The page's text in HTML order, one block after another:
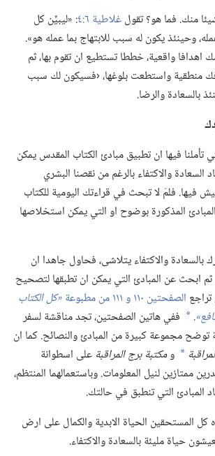
منك.‏ فما هو؟‏ تقولغلاطية ٦:‏٤
‏:‏ «ليبيِّن كل
وحينئذ يكون له سبب للابتهاج بما عمله هو».‏
واقعية،‏ خططا تستطيع ان تقوم بها،‏ ثم
منطقية واستطعت بلوغها،‏ ‹فسيكون لك سبب
بالسعادة والرضا.‏
تأملنا فيها ان تطبيق مبادئ الكتاب المقدس يمكن
السعادة والاكتفاء بالرغم من نقصنا البشري
فيها.‏ فلمَ لا تبحث في قراءتك اليومية للكتاب
المذكورة بوضوح او التي يمكن استخلاصها
والاكتفاء يتلاشى،‏ فحاول جاهدا ان
ابحث عن المبادئ التي يمكن ان تطبقها لتصحيح
الصفحتين ١١٠ و ١١١ من مطبوعة
‏«كل الكتاب
‏.‏
* ففي هاتين الصفحتين،‏ تجد مناقشة لسفر
* ومكتبة برج المراقبة على اسطوانة
ممتازين لنيل المعلومات.‏ وباستعمالهما المنتظم،‏
المبادئ التي تنطبق في حالتك.‏
المستحقين الحياة الابدية والكمال على ارض
حياة مليئة بالسعادة والاكتفاء.‏